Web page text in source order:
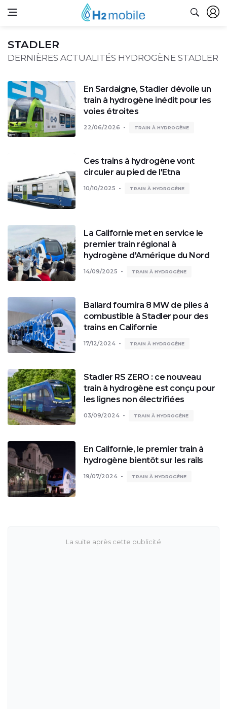
STADLER
DERNIÈRES ACTUALITÉS HYDROGÈNE STADLER
En Sardaigne, Stadler dévoile un
train à hydrogène inédit pour les
voies étroites
22/06/2026 TRAIN À HYDROGÈNE
Ces trains à hydrogène vont
circuler au pied de l'Etna
10/10/2025 TRAIN À HYDROGÈNE
La Californie met en service le
premier train régional à
hydrogène d'Amérique du Nord
14/09/2025 TRAIN À HYDROGÈNE
Ballard fournira 8 MW de piles à
combustible à Stadler pour des
trains en Californie
17/12/2024 TRAIN À HYDROGÈNE
Stadler RS ZERO : ce nouveau
train à hydrogène est conçu pour
les lignes non électrifiées
03/09/2024 TRAIN À HYDROGÈNE
En Californie, le premier train à
hydrogène bientôt sur les rails
19/07/2024 TRAIN À HYDROGÈNE